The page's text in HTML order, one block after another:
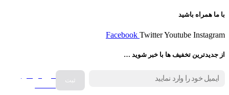
با ما همراه باشید
Facebook TwitterYoutube Instagram
از جدیدترین تخفیف ها با خبر شوید …
فروش انواع